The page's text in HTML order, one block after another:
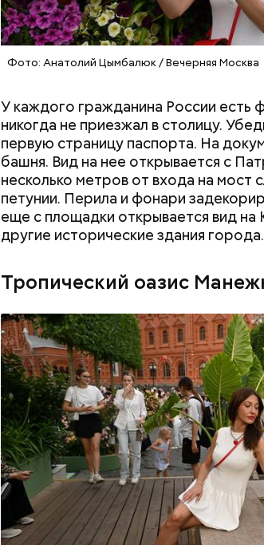
Фото: Анатолий Цымбалюк / Вечерняя Москва
У каждого гражданина России есть
никогда не приезжал в столицу.
первую страницу паспорта. На
башня. Вид на нее открывается с
несколько метров от входа на
петунии. Перила и фонари
еще с площадки открывается вид
другие исторические здания города.
Тропический оазис